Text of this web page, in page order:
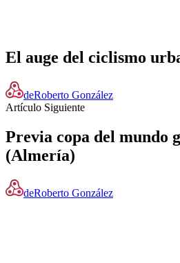
El auge del ciclismo
deRoberto González
Artículo Siguiente
Previa copa del mundo
(Almería)
deRoberto González